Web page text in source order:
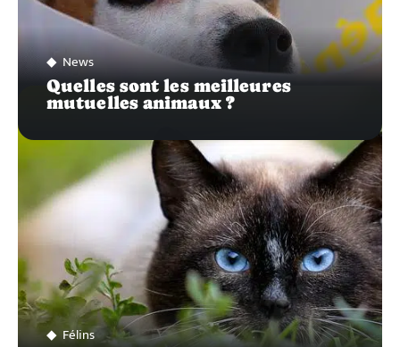
News
Quelles sont les meilleures
mutuelles animaux ?
Félins